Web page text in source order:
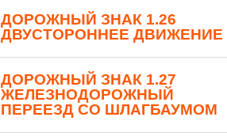
ДОРОЖНЫЙ ЗНАК 1.26
ДВУСТОРОННЕЕ ДВИЖЕНИЕ
ДОРОЖНЫЙ ЗНАК 1.27
ЖЕЛЕЗНОДОРОЖНЫЙ
ПЕРЕЕЗД СО ШЛАГБАУМОМ